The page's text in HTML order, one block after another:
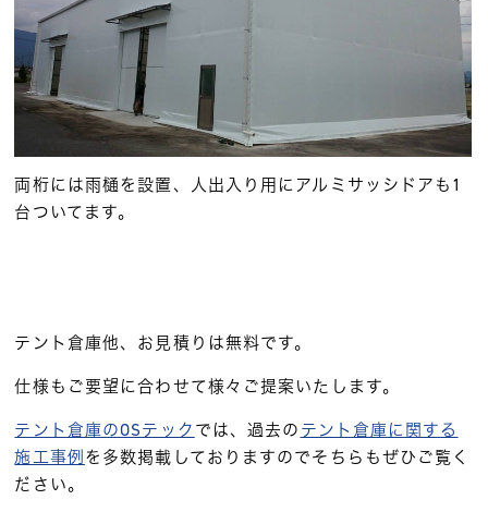
両桁には雨樋を設置、人出入り用にアルミサッシドアも1
台ついてます。
テント倉庫他、お見積りは無料です。
仕様もご要望に合わせて様々ご提案いたします。
テント倉庫のOSテック では、過去の テント倉庫に関する
施工事例 を多数掲載しておりますのでそちらもぜひご覧く
ださい。